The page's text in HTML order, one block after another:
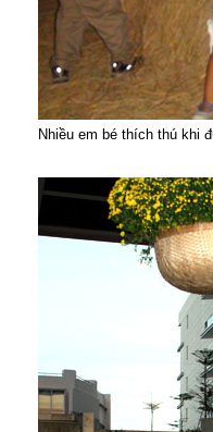
Nhiều em bé thích thú khi